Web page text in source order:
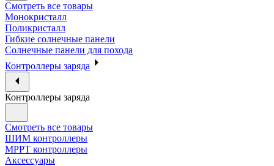
Смотреть все товары
Монокристалл
Поликристалл
Гибкие солнечные панели
Солнечные панели для похода
Контроллеры заряда
Контроллеры заряда
Смотреть все товары
ШИМ контроллеры
МРРТ контроллеры
Аксессуары